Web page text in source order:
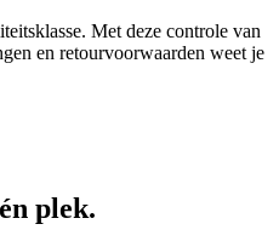
Met deze controle van
en retourvoorwaarden weet je
plek.